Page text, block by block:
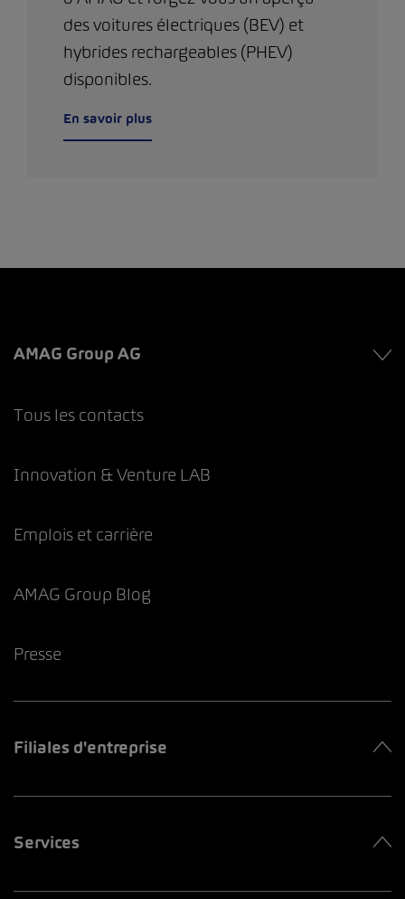
des voitures électriques (BEV) et
hybrides rechargeables (PHEV)
disponibles.
En savoir plus
AMAG Group AG
Tous les contacts
Innovation & Venture LAB
Emplois et carrière
AMAG Group Blog
Presse
Filiales d'entreprise
Services